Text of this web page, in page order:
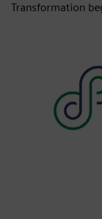
Transformation